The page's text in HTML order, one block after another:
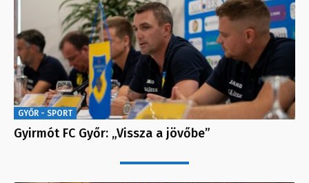
GYŐR - SPORT
Gyirmót FC Győr: „Vissza a jövőbe”